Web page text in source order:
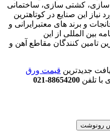
سازی، کشتی سازی، ساختمانی
این صنایع در کوتاهترین
و برند های معتبرایرانی و
بین المللی از این
تامین کنندگان مقاطع آهن و
جدیدترین قیمت ورق
با تلفن 88654200-021
رونوشت